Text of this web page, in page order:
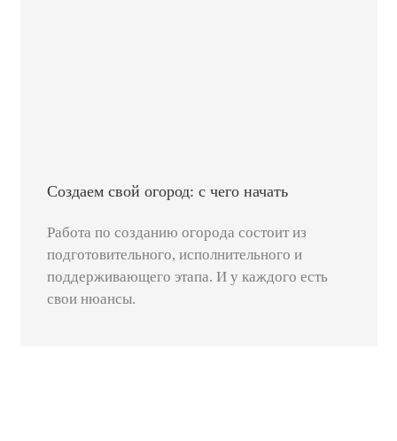
Создаем свой огород: с чего начать
Работа по созданию огорода состоит из
подготовительного, исполнительного и
поддерживающего этапа. И у каждого есть
свои нюансы.